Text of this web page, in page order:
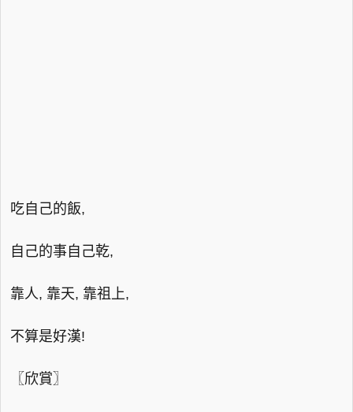
吃自己的飯,
自己的事自己乾,
靠人, 靠天, 靠祖上,
不算是好漢!
〖欣賞〗